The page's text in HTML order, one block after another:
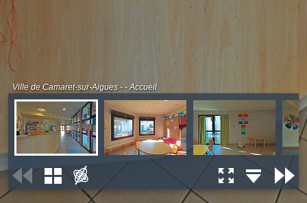
Ville de Camaret-sur-Aigues - - Accueil